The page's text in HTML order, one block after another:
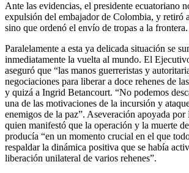
Ante las evidencias, el presidente ecuatoriano
expulsión del embajador de Colombia, y retiró
sino que ordenó el envío de tropas a la frontera.
Paralelamente a esta ya delicada situación se
inmediatamente la vuelta al mundo. El
aseguró que “las manos guerreristas y
negociaciones para liberar a doce rehenes de
y quizá a Ingrid Betancourt. “No podemos
una de las motivaciones de la incursión y
enemigos de la paz”. Aseveración apoyada
quien manifestó que la operación y la muerte
producía “en un momento crucial en el que
respaldar la dinámica positiva que se había
liberación unilateral de varios rehenes”.